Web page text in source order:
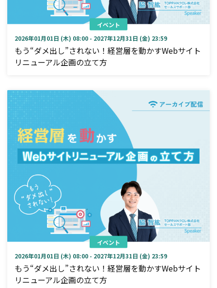
イベント
2026年01月01日 (木) 08:00 - 2027年12月31日 (金) 23:59
もう“ダメ出し”されない！経営層を動かすWebサイト
リニューアル企画の立て方
イベント
2026年01月01日 (木) 08:00 - 2027年12月31日 (金) 23:59
もう“ダメ出し”されない！経営層を動かすWebサイト
リニューアル企画の立て方